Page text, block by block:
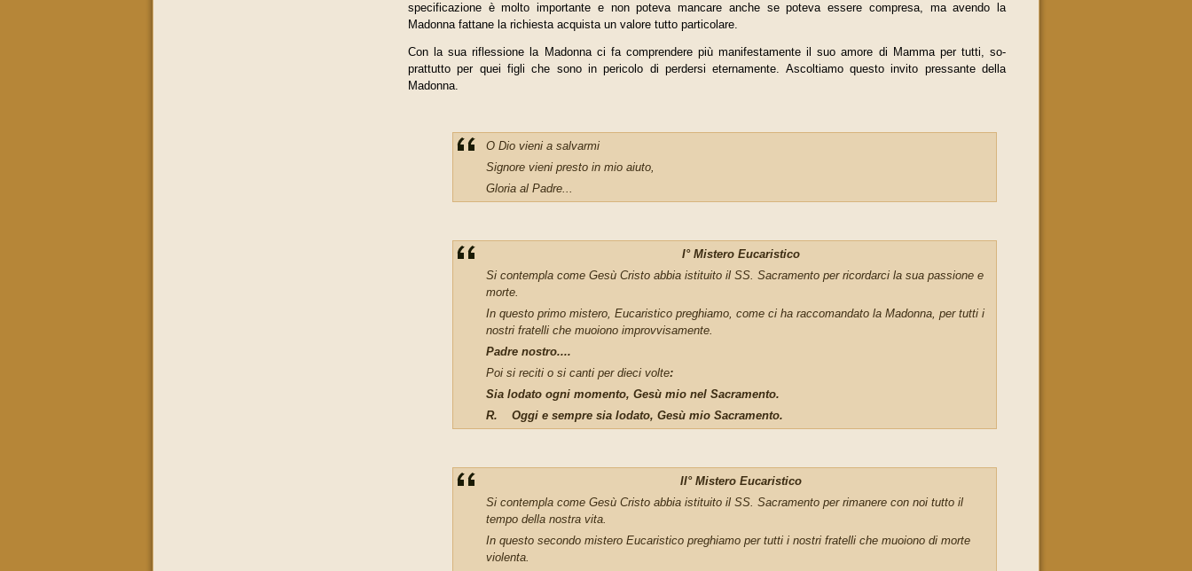
specificazione è molto importante e non poteva mancare anche se poteva essere compresa, ma avendo la
Madonna fattane la richiesta acquista un valore tutto par­ticolare.
Con la sua riflessione la Madonna ci fa comprendere più manifestamente il suo amore di Mamma per tutti, so­
prattutto per quei figli che sono in pericolo di perdersi eternamente. Ascoltiamo questo invito pressante della
Madonna.
O Dio vieni a salvarmi
Signore vieni presto in mio aiuto,
Gloria al Padre...
I° Mistero Eucaristico
Si contempla come Gesù Cristo abbia istituito il SS. Sacramento per ricordarci la sua passione e
morte.
In questo primo mistero, Eucaristico preghiamo, come ci ha raccomandato la Madonna, per tutti i
nostri fratelli che muoiono improvvisamente.
Padre nostro....
Poi si reciti o si canti per dieci volte:
Sia lodato ogni momento, Gesù mio nel Sacramento.
R. Oggi e sempre sia lodato, Gesù mio Sacramento.
II° Mistero Eucaristico
Si contempla come Gesù Cristo abbia istituito il SS. Sacramento per rimanere con noi tutto il
tempo della nostra vita.
In questo secondo mistero Eucaristico preghiamo per tutti i nostri fratelli che muoiono di morte
violenta.